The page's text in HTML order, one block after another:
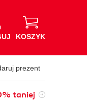
KOSZYK
prezent
taniej